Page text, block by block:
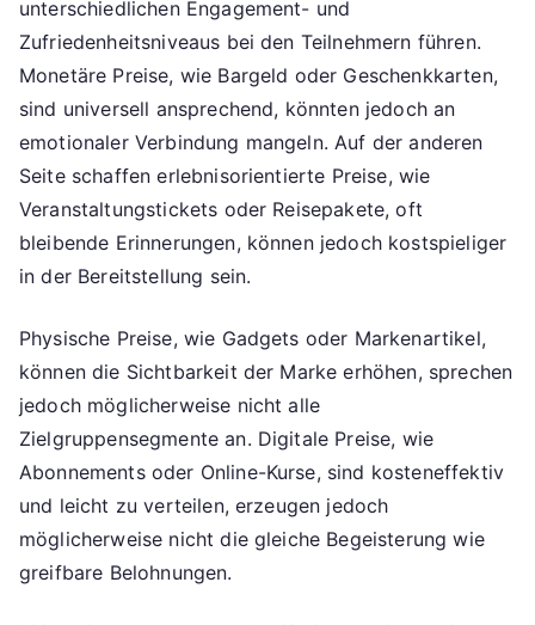
unterschiedlichen Engagement- und
Zufriedenheitsniveaus bei den Teilnehmern führen.
Monetäre Preise, wie Bargeld oder Geschenkkarten,
sind universell ansprechend, könnten jedoch an
emotionaler Verbindung mangeln. Auf der anderen
Seite schaffen erlebnisorientierte Preise, wie
Veranstaltungstickets oder Reisepakete, oft
bleibende Erinnerungen, können jedoch kostspieliger
in der Bereitstellung sein.
Physische Preise, wie Gadgets oder Markenartikel,
können die Sichtbarkeit der Marke erhöhen, sprechen
jedoch möglicherweise nicht alle
Zielgruppensegmente an. Digitale Preise, wie
Abonnements oder Online-Kurse, sind kosteneffektiv
und leicht zu verteilen, erzeugen jedoch
möglicherweise nicht die gleiche Begeisterung wie
greifbare Belohnungen.